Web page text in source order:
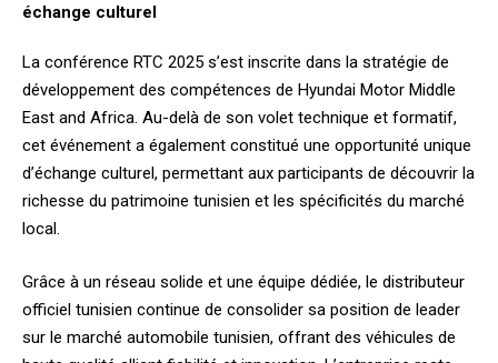
échange culturel
La conférence RTC 2025 s’est inscrite dans la stratégie de
développement des compétences de Hyundai Motor Middle
East and Africa. Au-delà de son volet technique et formatif,
cet événement a également constitué une opportunité unique
d’échange culturel, permettant aux participants de découvrir la
richesse du patrimoine tunisien et les spécificités du marché
local.
Grâce à un réseau solide et une équipe dédiée, le distributeur
officiel tunisien continue de consolider sa position de leader
sur le marché automobile tunisien, offrant des véhicules de